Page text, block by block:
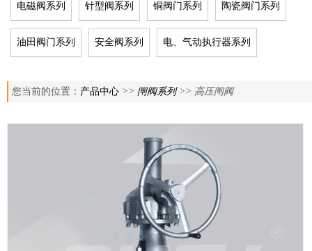
电磁阀系列 针型阀系列 铜阀门系列 陶瓷阀门系列
油田阀门系列 安全阀系列 电、气动执行器系列
您当前的位置： 产品中心 >> 闸阀系列>> 高压闸阀